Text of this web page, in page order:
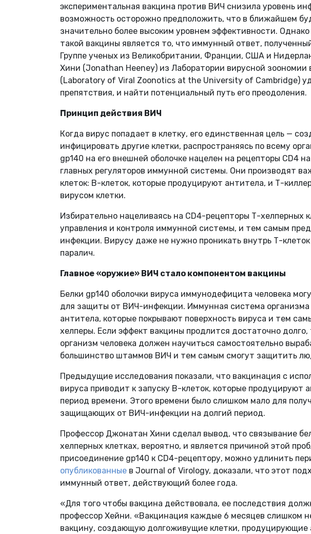
экспериментальная вакцина против ВИЧ снизила уровень
возможность осторожно предположить, что в ближайшем
значительно более высоким уровнем эффективности.
такой вакцины является то, что иммунный ответ,
Группе ученых из Великобритании, Франции, США и
Хини (Jonathan Heeney) из Лаборатории вирусной
(Laboratory of Viral Zoonotics at the University of Cambridge)
препятствия, и найти потенциальный путь его преодоления.
Принцип действия ВИЧ
Когда вирус попадает в клетку, его единственная цель —
инфицировать другие клетки, распространяясь по всему
gp140 на его внешней оболочке нацелен на рецепторы CD4
главных регуляторов иммунной системы. Они производят
клеток: B-клеток, которые продуцируют антитела, и Т-
вирусом клетки.
Избирательно нацеливаясь на CD4-рецепторы Т-хелперных
управления и контроля иммунной системы, и тем самым
инфекции. Вирусу даже не нужно проникать внутрь Т-
паралич.
Главное «оружие» ВИЧ стало компонентом вакцины
Белки gp140 оболочки вируса иммунодефицита человека
для защиты от ВИЧ-инфекции. Иммунная система организма
антитела, которые покрывают поверхность вируса и тем
хелперы. Если эффект вакцины продлится достаточно
организм человека должен научиться самостоятельно
большинство штаммов ВИЧ и тем самым смогут защитить
Предыдущие исследования показали, что вакцинация с
вируса приводит к запуску В-клеток, которые продуцируют
период времени. Этого времени было слишком мало для
защищающих от ВИЧ-инфекции на долгий период.
Профессор Джонатан Хини сделал вывод, что связывание
хелперных клетках, вероятно, и является причиной этой
присоединение gp140 к CD4-рецептору, можно удлинить
опубликованные в Journal of Virology, доказали, что этот
иммунный ответ, действующий более года.
«Для того чтобы вакцина действовала, ее последствия
профессор Хейни. «Вакцинация каждые 6 месяцев слишком
вакцину, создающую долгоживущие клетки, продуцирующие